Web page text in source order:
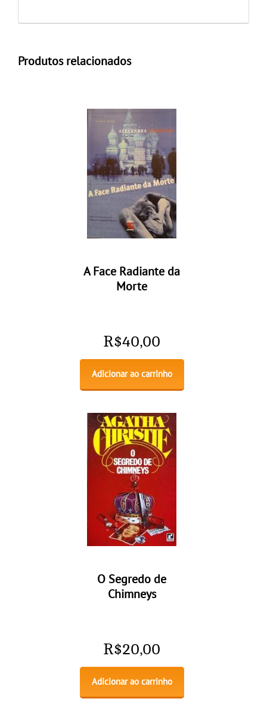
Produtos relacionados
A Face Radiante da
Morte
R$40,00
Adicionar ao carrinho
O Segredo de
Chimneys
R$20,00
Adicionar ao carrinho